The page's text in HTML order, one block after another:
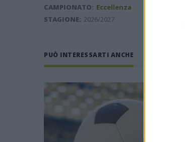
CAMPIONATO: Eccellenza
STAGIONE: 2026/2027
PUÒ INTERESSARTI ANCHE